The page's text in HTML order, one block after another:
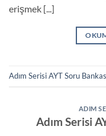
erişmek [...]
Adım Serisi AYT Soru
ADIM
Adım Serisi